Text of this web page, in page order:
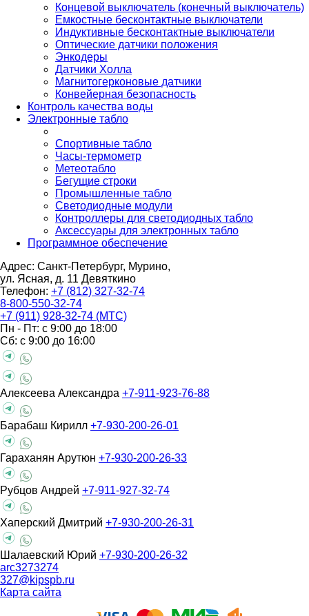
Концевой выключатель (конечный выключатель)
Емкостные бесконтактные выключатели
Индуктивные бесконтактные выключатели
Оптические датчики положения
Энкодеры
Датчики Холла
Магнитогерконовые датчики
Конвейерная безопасность
Контроль качества воды
Электронные табло
Спортивные табло
Часы-термометр
Метеотабло
Бегущие строки
Промышленные табло
Светодиодные модули
Контроллеры для светодиодных табло
Аксессуары для электронных табло
Программное обеспечение
Адрес: Санкт-Петербург, Мурино,
ул. Ясная, д. 11 Девяткино
Телефон: +7 (812) 327-32-74
8-800-550-32-74
+7 (911) 928-32-74 (МТС)
Пн - Пт: с 9:00 до 18:00
Сб: с 9:00 до 16:00
Алексеева Александра +7-911-923-76-88
Барабаш Кирилл +7-930-200-26-01
Гараханян Арутюн +7-930-200-26-33
Рубцов Андрей +7-911-927-32-74
Хаперский Дмитрий +7-930-200-26-31
Шалаевский Юрий +7-930-200-26-32
arc3273274
327@kipspb.ru
Карта сайта